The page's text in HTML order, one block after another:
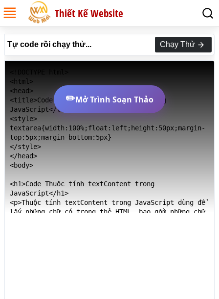
Thiết Kế Website
Tự code rồi chạy thử... Chạy Thử
<html>
<head>
<title>Code Thuộc tính textContent trong
JavaScript</title>
<style>
textarea{width:100%;float:left;height:50px;margin-
top:5px;margin-bottom:5px}
</style>
</head>
<body>
<h1>Code Thuộc tính textContent trong
JavaScript</h1>
<p>Thuộc tính textContent trong JavaScript dùng để
lấy những chữ có trong thẻ HTML, bao gồm những chữ
✏️Mở Trình Soạn Thảo